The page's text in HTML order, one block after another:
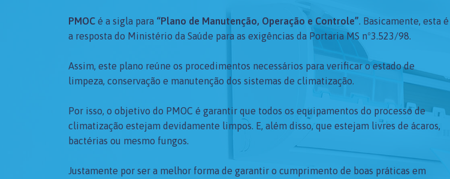
PMOC é a sigla para “Plano de Manutenção, Operação e Controle”. Basicamente, esta é
a resposta do Ministério da Saúde para as exigências da Portaria MS nº3.523/98.
Assim, este plano reúne os procedimentos necessários para verificar o estado de
limpeza, conservação e manutenção dos sistemas de climatização.
Por isso, o objetivo do PMOC é garantir que todos os equipamentos do processo de
climatização estejam devidamente limpos. E, além disso, que estejam livres de ácaros,
bactérias ou mesmo fungos.
Justamente por ser a melhor forma de garantir o cumprimento de boas práticas em